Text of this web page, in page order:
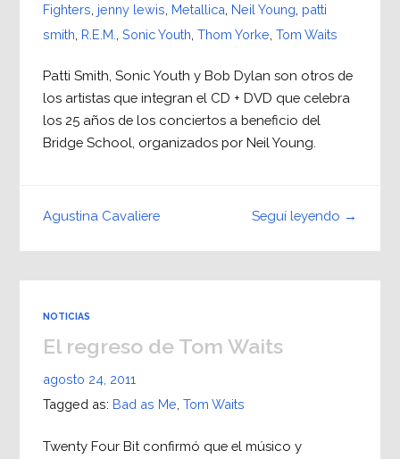
Fighters jenny lewis Metallica Neil Young patti
smith R.E.M. Sonic Youth Thom Yorke Tom Waits
Patti Smith, Sonic Youth y Bob Dylan son otros de
los artistas que integran el CD + DVD que celebra
los 25 años de los conciertos a beneficio del
Bridge School, organizados por Neil Young.
Seguí leyendo →
Agustina Cavaliere
NOTICIAS
El regreso de Tom Waits
agosto 24, 2011
Tagged as: Bad as Me Tom Waits
Twenty Four Bit confirmó que el músico y